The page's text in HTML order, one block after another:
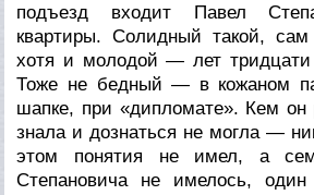
подъезд входит Павел
квартиры. Солидный такой,
хотя и молодой — лет
Тоже не бедный — в кожаном
шапке, при «дипломате». Кем он
знала и дознаться не могла —
этом понятия не имел, а
Степановича не имелось, один